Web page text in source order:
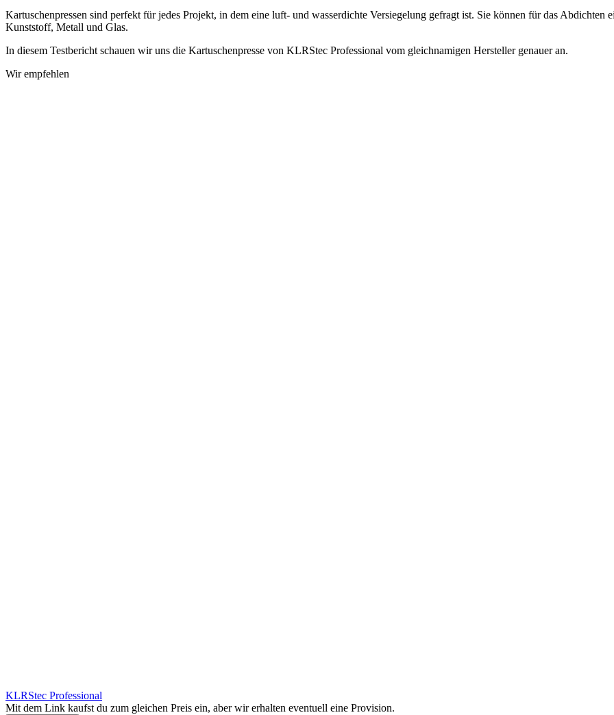
Kartuschenpressen sind perfekt für jedes Projekt, in dem eine luft- und wasserdichte Versiegelung gefragt ist. Sie können für das
Kunststoff, Metall und Glas.
In diesem Testbericht schauen wir uns die Kartuschenpresse von KLRStec Professional vom gleichnamigen Hersteller genauer an.
Wir empfehlen
KLRStec Professional
Mit dem Link kaufst du zum gleichen Preis ein, aber wir erhalten eventuell eine Provision.